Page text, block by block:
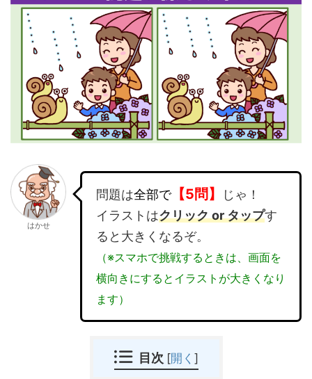
はかせ
問題は全部で【5問】
じゃ！
イラストはクリック or タップす
ると大きくなるぞ。
（※スマホで挑戦するときは、画面を
横向きにするとイラストが大きくなり
ます）
目次 [開く ]